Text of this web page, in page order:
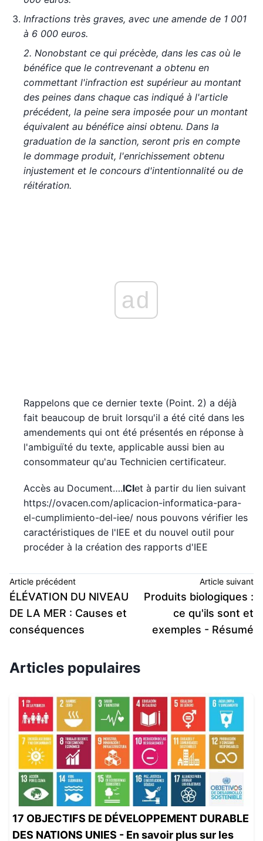
Infractions très graves, avec une amende de 1 001
à 6 000 euros.
2. Nonobstant ce qui précède, dans les cas où le
bénéfice que le contrevenant a obtenu en
commettant l'infraction est supérieur au montant
des peines dans chaque cas indiqué à l'article
précédent, la peine sera imposée pour un montant
équivalent au bénéfice ainsi obtenu. Dans la
graduation de la sanction, seront pris en compte
le dommage produit, l'enrichissement obtenu
injustement et le concours d'intentionnalité ou de
réitération.
ad
Rappelons que ce dernier texte (Point. 2) a déjà
fait beaucoup de bruit lorsqu'il a été cité dans les
amendements qui ont été présentés en réponse à
l'ambiguïté du texte, applicable aussi bien au
consommateur qu'au Technicien certificateur.
Accès au Document….ICIet à partir du lien suivant
https://ovacen.com/aplicacion-informatica-para-
el-cumplimiento-del-iee/ nous pouvons vérifier les
caractéristiques de l'IEE et du nouvel outil pour
procéder à la création des rapports d'IEE
Article précédent
ÉLÉVATION DU NIVEAU
DE LA MER : Causes et
conséquences
Article suivant
Produits biologiques :
ce qu'ils sont et
exemples - Résumé
Articles populaires
17 OBJECTIFS DE DÉVELOPPEMENT DURABLE
DES NATIONS UNIES - En savoir plus sur les